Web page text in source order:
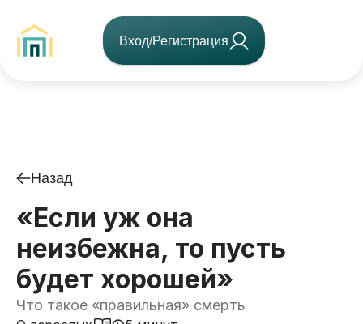
Вход/Регистрация
Назад
«Если уж она
неизбежна, то пусть
будет хорошей»
Что такое «правильная» смерть